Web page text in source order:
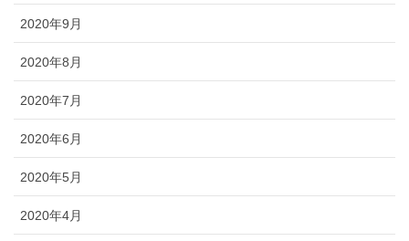
2020年9月
2020年8月
2020年7月
2020年6月
2020年5月
2020年4月